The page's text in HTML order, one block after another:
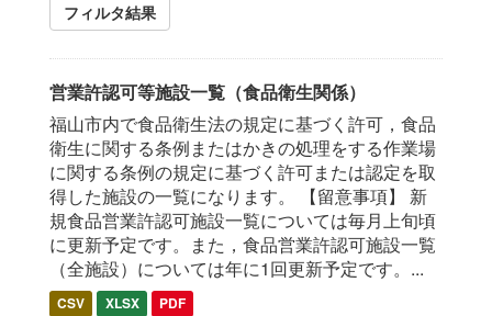
フィルタ結果
営業許認可等施設一覧（食品衛生関係）
福山市内で食品衛生法の規定に基づく許可，食品
衛生に関する条例またはかきの処理をする作業場
に関する条例の規定に基づく許可または認定を取
得した施設の一覧になります。 【留意事項】 新
規食品営業許認可施設一覧については毎月上旬頃
に更新予定です。また，食品営業許認可施設一覧
（全施設）については年に1回更新予定です。...
CSV XLSX PDF